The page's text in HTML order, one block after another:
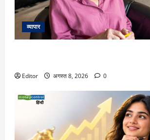
व्यापार
Editor अगस्त 8, 2026 0